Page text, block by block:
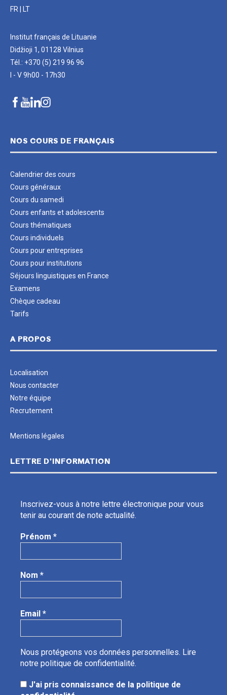
FR LT
Institut français de Lituanie
Didžioji 1, 01128 Vilnius
Tél.: +370 (5) 219 96 96
I - V 9h00 - 17h30
NOS COURS DE FRANÇAIS
Calendrier des cours
Cours généraux
Cours du samedi
Cours enfants et adolescents
Cours thématiques
Cours individuels
Cours pour entreprises
Cours pour institutions
Séjours linguistiques en France
Examens
Chèque cadeau
Tarifs
A PROPOS
Localisation
Nous contacter
Notre équipe
Recrutement
Mentions légales
LETTRE D’INFORMATION
Inscrivez-vous à notre lettre électronique pour vous
tenir au courant de note actualité.
Prénom *
Nom *
Email *
Nous protégeons vos données personnelles. Lire
notre politique de confidentialité.
J'ai pris connaissance de la politique de